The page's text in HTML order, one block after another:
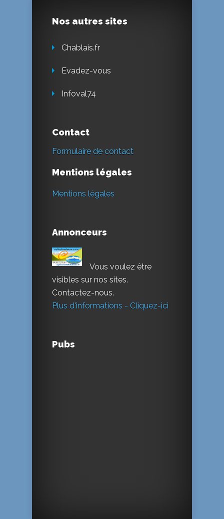
Nos autres sites
Chablais.fr
Evadez-vous
Infoval74
Contact
Formulaire de contact
Mentions légales
Mentions légales
Annonceurs
Vous voulez être
visibles sur nos sites.
Contactez-nous.
Plus d'informations - Cliquez-ici
Pubs